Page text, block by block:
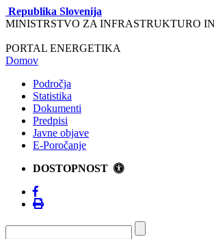
Republika Slovenija
MINISTRSTVO ZA INFRASTRUKTURO
PORTAL ENERGETIKA
Domov
Področja
Statistika
Dokumenti
Predpisi
Javne objave
E-Poročanje
DOSTOPNOST